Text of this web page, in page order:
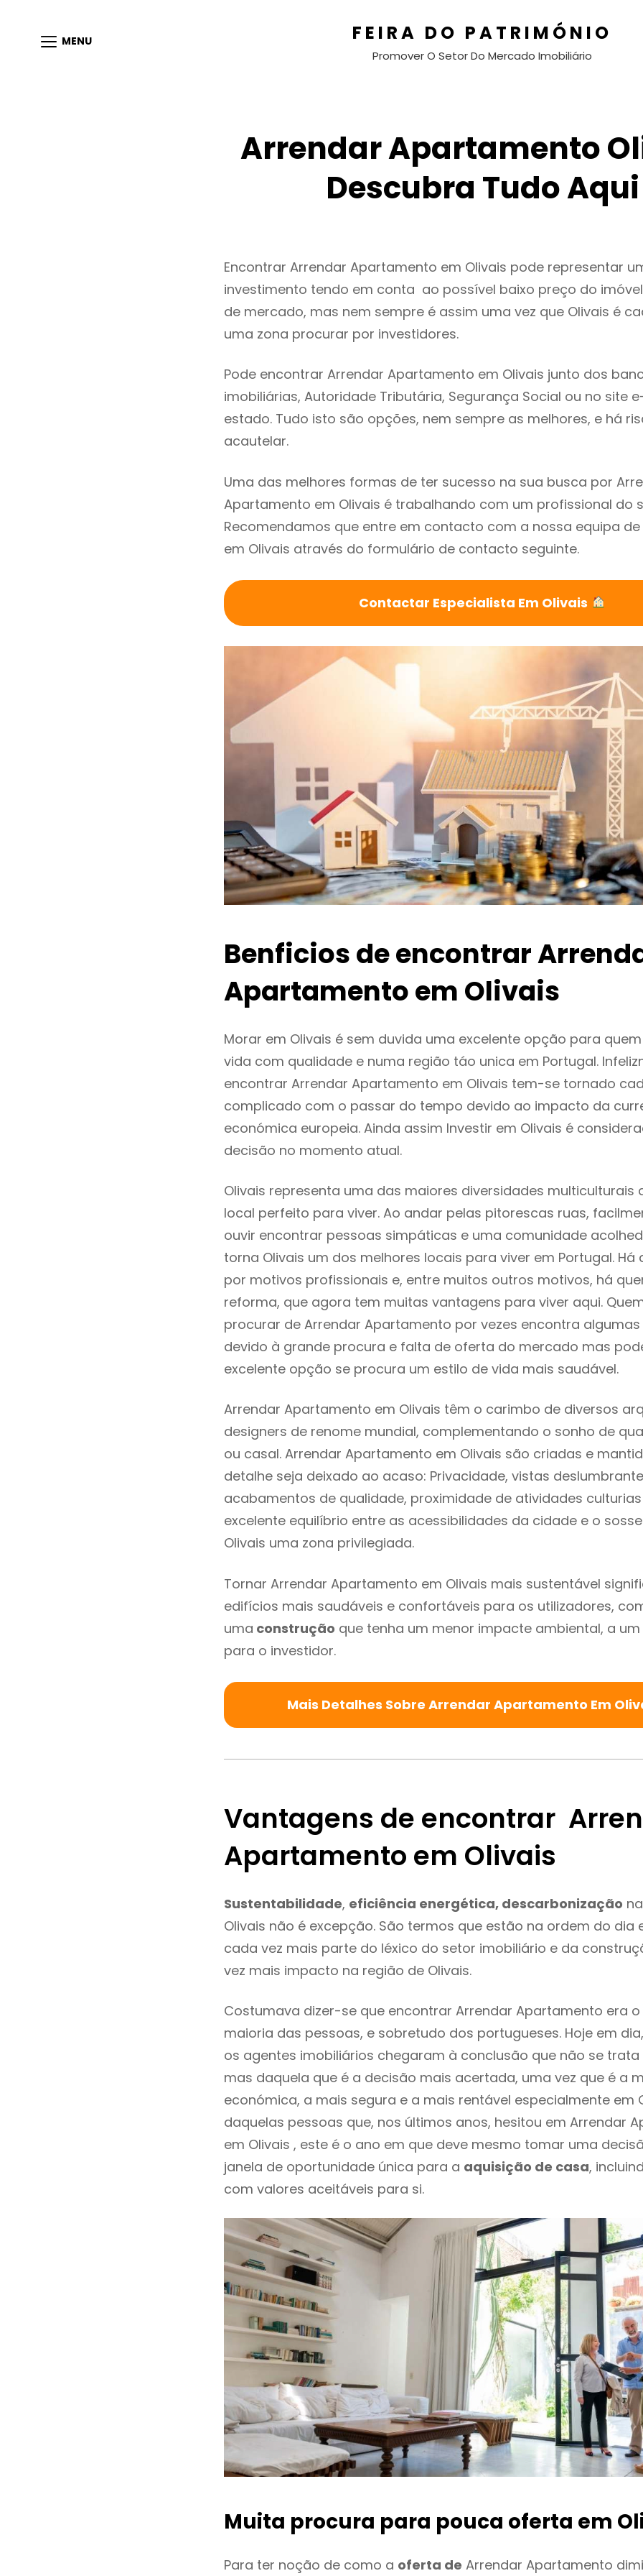
MENU FEIRA DO PATRIMÓNIO
Promover O Setor Do Mercado Imobiliário
Arrendar Apartamento
Descubra Tudo Aqui
Encontrar Arrendar Apartamento em Olivais pode representar
investimento tendo em conta ao possível baixo preço do
de mercado, mas nem sempre é assim uma vez que Olivais é
uma zona procurar por investidores.
Pode encontrar Arrendar Apartamento em Olivais junto dos
imobiliárias, Autoridade Tributária, Segurança Social ou no site
estado. Tudo isto são opções, nem sempre as melhores, e há
acautelar.
Uma das melhores formas de ter sucesso na sua busca por
Apartamento em Olivais é trabalhando com um profissional do
Recomendamos que entre em contacto com a nossa equipa
em Olivais através do formulário de contacto seguinte.
Contactar Especialista Em Olivais
Benficios de encontrar
Apartamento em Olivais
Morar em Olivais é sem duvida uma excelente opção para
vida com qualidade e numa região táo unica em Portugal.
encontrar Arrendar Apartamento em Olivais tem-se tornado
complicado com o passar do tempo devido ao impacto da
económica europeia. Ainda assim Investir em Olivais é
decisão no momento atual.
Olivais representa uma das maiores diversidades multiculturais
local perfeito para viver. Ao andar pelas pitorescas ruas,
ouvir encontrar pessoas simpáticas e uma comunidade
torna Olivais um dos melhores locais para viver em Portugal. Há
por motivos profissionais e, entre muitos outros motivos, há
reforma, que agora tem muitas vantagens para viver aqui.
procurar de Arrendar Apartamento por vezes encontra
devido à grande procura e falta de oferta do mercado mas
excelente opção se procura um estilo de vida mais saudável.
Arrendar Apartamento em Olivais têm o carimbo de diversos
designers de renome mundial, complementando o sonho de
ou casal. Arrendar Apartamento em Olivais são criadas e
detalhe seja deixado ao acaso: Privacidade, vistas
acabamentos de qualidade, proximidade de atividades
excelente equilíbrio entre as acessibilidades da cidade e o
Olivais uma zona privilegiada.
Tornar Arrendar Apartamento em Olivais mais sustentável
edifícios mais saudáveis e confortáveis para os utilizadores,
uma construção que tenha um menor impacte ambiental, a
para o investidor.
Mais Detalhes Sobre Arrendar Apartamento Em
Vantagens de encontrar
Apartamento em Olivais
Sustentabilidade, eficiência energética, descarbonização
Olivais não é excepção. São termos que estão na ordem do dia
cada vez mais parte do léxico do setor imobiliário e da
vez mais impacto na região de Olivais.
Costumava dizer-se que encontrar Arrendar Apartamento era
maioria das pessoas, e sobretudo dos portugueses. Hoje em
os agentes imobiliários chegaram à conclusão que não se
mas daquela que é a decisão mais acertada, uma vez que é a
económica, a mais segura e a mais rentável especialmente em
daquelas pessoas que, nos últimos anos, hesitou em Arrendar
em Olivais , este é o ano em que deve mesmo tomar uma
janela de oportunidade única para a aquisição de casa,
com valores aceitáveis para si.
Muita procura para pouca oferta em
Para ter noção de como a oferta de Arrendar Apartamento